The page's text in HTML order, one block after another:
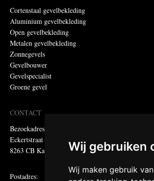
Wij gebruiken
Wij maken gebruik
Cortenstaal gevelbekleding
Aluminium gevelbekleding
Open gevelbekleding
Metalen gevelbekleding
Zonnegevels
Gevelbouwer
Gevelspecialist
Groene gevel
CONTACT
Bezoekadres:
Eckertstraat 75
8263 CB Kampen
Postadres: